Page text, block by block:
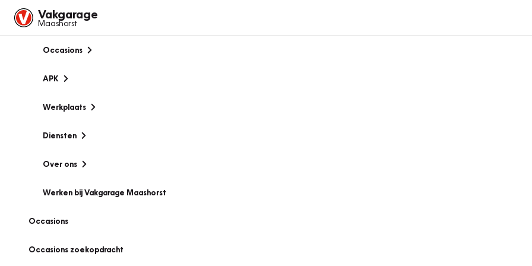
Vakgarage
Maashorst
Occasions
APK
Werkplaats
Diensten
Over ons
Werken bij Vakgarage Maashorst
Occasions
Occasions zoekopdracht